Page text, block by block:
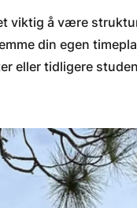
viktig å være
din egen
eller tidligere